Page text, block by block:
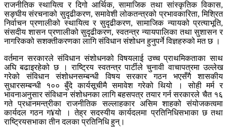
राजनीतिक स्थायित्व र दिगो आर्थिक, सामाजिक तथा सांस्कृतिक विकास,
सङ्घीय संरचनाको सुदृढीकरण, समावेशी लोकतन्त्रको प्रभावकारिता, मिश्रित
निर्वाचन प्रणालीको स्थायित्व र सुदृढीकरण, सामाजिक न्यायको प्रत्याभूति,
संसदीय शासन प्रणालीको सुदृढीकरण, स्वतन्त्र न्यायपालिका तथा सुशासन र
नागरिकको सशक्तीकरणका लागि संविधान संशोधन हुनुपर्ने विज्ञहरुको मत छ ।
वर्तमान सरकारले संविधान संशोधनको विषयलाई उच्च प्राथमिकताका साथ
अघि बढाइरहेको छ । राष्ट्रिय स्वतन्त्र पार्टीले चुनावी वाचापत्रमा उल्लेख
गरेको संविधान संशोधनसम्बन्धी विषय सरकार गठन भएसँगै शासकीय
सुधारसम्बन्धी १०० बुँदे कार्यसूचीमै समावेश गरेको थियो । सोही मर्म र
भावनाअनुसार संविधान संशोधनका लागि बहसपत्र तयार गर्न सरकारले चैत १६
गते प्रधानमन्त्रीका राजनीतिक सल्लाहकार असिम शाहको संयोजकत्वमा
कार्यदल गठन ग¥यो । तेह्र सदस्यीय कार्यदलमा प्रतिनिधिसभाका छ तथा
राष्ट्रियसभाका तीन दलका प्रतिनिधि हुन्।